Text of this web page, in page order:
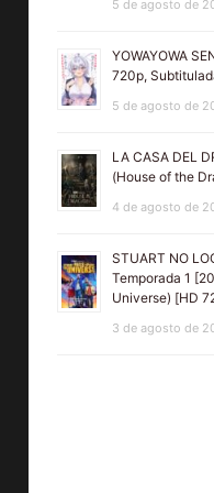
LA NOVIA DE
SHARMA
[2014]
5 de agosto de
YOWAYOWA
720p,
5 de agosto de
LA CASA DEL
(House of the
4 de agosto de
STUART NO
Temporada 1
Universe) [HD
3 de agosto de